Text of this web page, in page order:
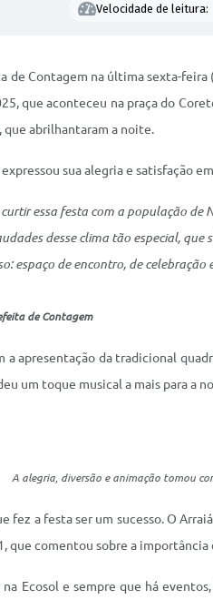
Velocidade de leitura:
Contagem na última sexta-feira
que aconteceu na praça do
abrilhantaram a noite.
sua alegria e satisfação
essa festa com a população de
desse clima tão especial, que
espaço de encontro, de
de Contagem
apresentação da tradicional
um toque musical a mais para a
A alegria, diversão e animação tomou
fez a festa ser um sucesso. O
que comentou sobre a
na Ecosol e sempre que há